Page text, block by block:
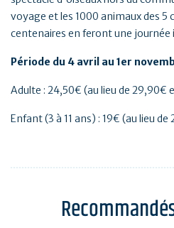
voyage et les 1000 animaux des
centenaires en feront une journée
Période du 4 avril au 1er
Adulte : 24,50€ (au lieu de 29,90€
Enfant (3 à 11 ans) : 19€ (au lieu